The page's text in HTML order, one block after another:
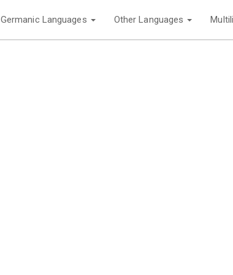
Germanic Languages Other Languages